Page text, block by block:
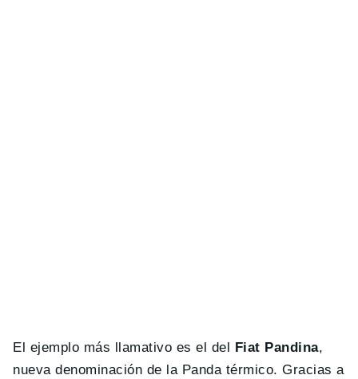
El ejemplo más llamativo es el del Fiat Pandina,
nueva denominación de la Panda térmico. Gracias a